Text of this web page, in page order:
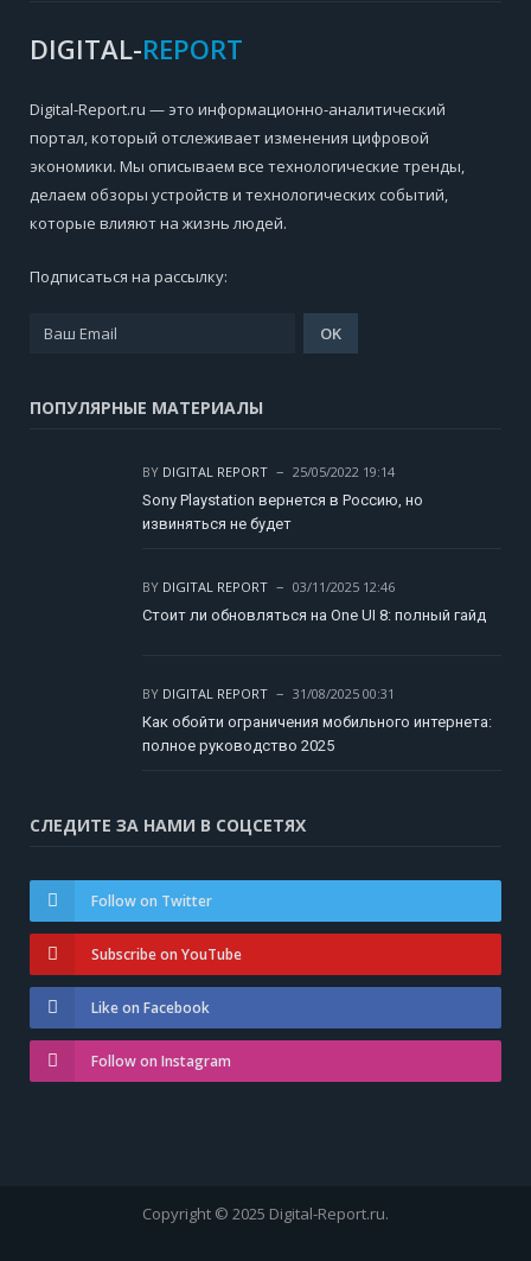
DIGITAL-REPORT
Digital-Report.ru — это информационно-аналитический
портал, который отслеживает изменения цифровой
экономики. Мы описываем все технологические тренды,
делаем обзоры устройств и технологических событий,
которые влияют на жизнь людей.
Подписаться на рассылку:
ПОПУЛЯРНЫЕ МАТЕРИАЛЫ
BY DIGITAL REPORT
25/05/2022 19:14
Sony Playstation вернется в Россию, но
извиняться не будет
BY DIGITAL REPORT
03/11/2025 12:46
Стоит ли обновляться на One UI 8: полный гайд
BY DIGITAL REPORT
31/08/2025 00:31
Как обойти ограничения мобильного интернета:
полное руководство 2025
СЛЕДИТЕ ЗА НАМИ В СОЦСЕТЯХ
Follow on Twitter
Subscribe on YouTube
Like on Facebook
Follow on Instagram
Copyright © 2025 Digital-Report.ru.